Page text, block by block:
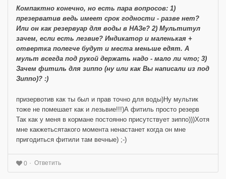
Компактно конечно, но есть пара вопросов: 1)
презерватив ведь имеет срок годности - разве нет?
Или он как резервуар для воды в НАЗе? 2) Мультитул
зачем, если есть лезвие? Индикатор и маленькая +
отвертка полегче будут и места меньше едят. А
мульт всегда под рукой держать надо - мало ли что; 3)
Зачем фитиль для зиппо (ну или как Вы написали из под
Зиппо)? :)
призервотив как ты был и прав точно для воды)Ну мультик
тоже не помешает как и лезьвие!!!)А фитиль просто резерв
Так как у меня в кормане постоянно присутствует зиппо)))Хотя
мне какжетьсятакого момента ненастанет когда он мне
пригодиться фитили там вечные) ;-)
0 Ответить